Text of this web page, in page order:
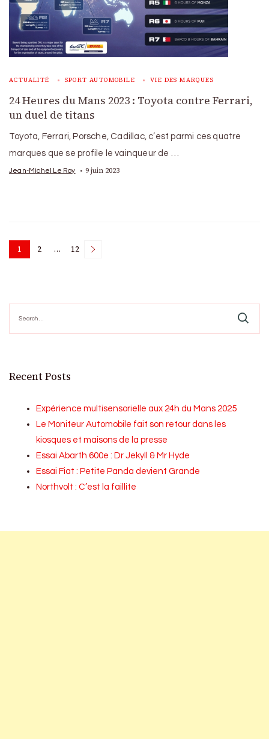
ACTUALITÉ SPORT AUTOMOBILE VIE DES MARQUES
24 Heures du Mans 2023 : Toyota contre Ferrari,
un duel de titans
Toyota, Ferrari, Porsche, Cadillac, c’est parmi ces quatre
marques que se profile le vainqueur de …
Jean-Michel Le Roy 9 juin 2023
Posts
Page
1 Page
2 … Page
12
for:
Recent Posts
Expérience multisensorielle aux 24h du Mans 2025
Le Moniteur Automobile fait son retour dans les
kiosques et maisons de la presse
Essai Abarth 600e : Dr Jekyll & Mr Hyde
Essai Fiat : Petite Panda devient Grande
Northvolt : C’est la faillite